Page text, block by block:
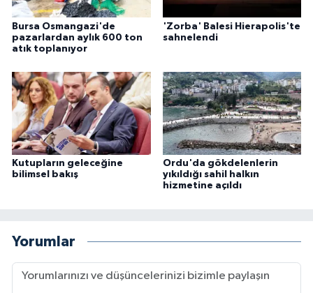
Bursa Osmangazi'de
pazarlardan aylık 600 ton
atık toplanıyor
'Zorba' Balesi Hierapolis'te
sahnelendi
Kutupların geleceğine
bilimsel bakış
Ordu'da gökdelenlerin
yıkıldığı sahil halkın
hizmetine açıldı
Yorumlar